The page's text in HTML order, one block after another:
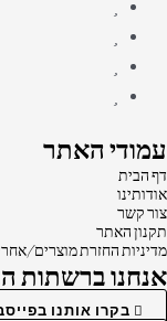
עמודי האתר
דף הבית
אודותינו
צור קשר
תקנון האתר
מדיניות החזרת מוצרים/
אנחנו ברשתות
בקרו אותנו